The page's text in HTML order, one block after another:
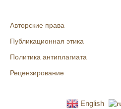
Авторские права
Публикационная этика
Политика антиплагиата
Рецензирование
English